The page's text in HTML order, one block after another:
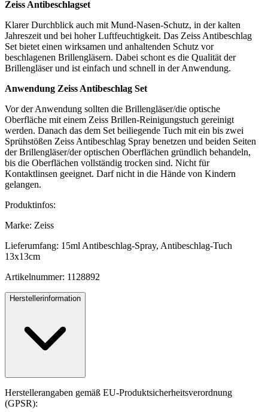
Zeiss Antibeschlagset
Klarer Durchblick auch mit Mund-Nasen-Schutz, in der kalten
Jahreszeit und bei hoher Luftfeuchtigkeit. Das Zeiss Antibeschlag
Set bietet einen wirksamen und anhaltenden Schutz vor
beschlagenen Brillengläsern. Dabei schont es die Qualität der
Brillengläser und ist einfach und schnell in der Anwendung.
Anwendung Zeiss Antibeschlag Set
Vor der Anwendung sollten die Brillengläser/die optische
Oberfläche mit einem Zeiss Brillen-Reinigungstuch gereinigt
werden. Danach das dem Set beiliegende Tuch mit ein bis zwei
Sprühstößen Zeiss Antibeschlag Spray benetzen und beiden Seiten
der Brillengläser/der optischen Oberflächen gründlich behandeln,
bis die Oberflächen vollständig trocken sind. Nicht für
Kontaktlinsen geeignet. Darf nicht in die Hände von Kindern
gelangen.
Produktinfos:
Marke: Zeiss
Lieferumfang: 15ml Antibeschlag-Spray, Antibeschlag-Tuch
13x13cm
Artikelnummer: 1128892
Herstellerinformation
Herstellerangaben gemäß EU-Produktsicherheitsverordnung
(GPSR):